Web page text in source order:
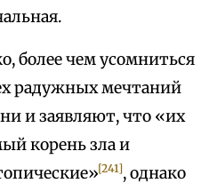
более чем усомниться
радужных мечтаний
и заявляют, что «их
корень зла и
[241], однако